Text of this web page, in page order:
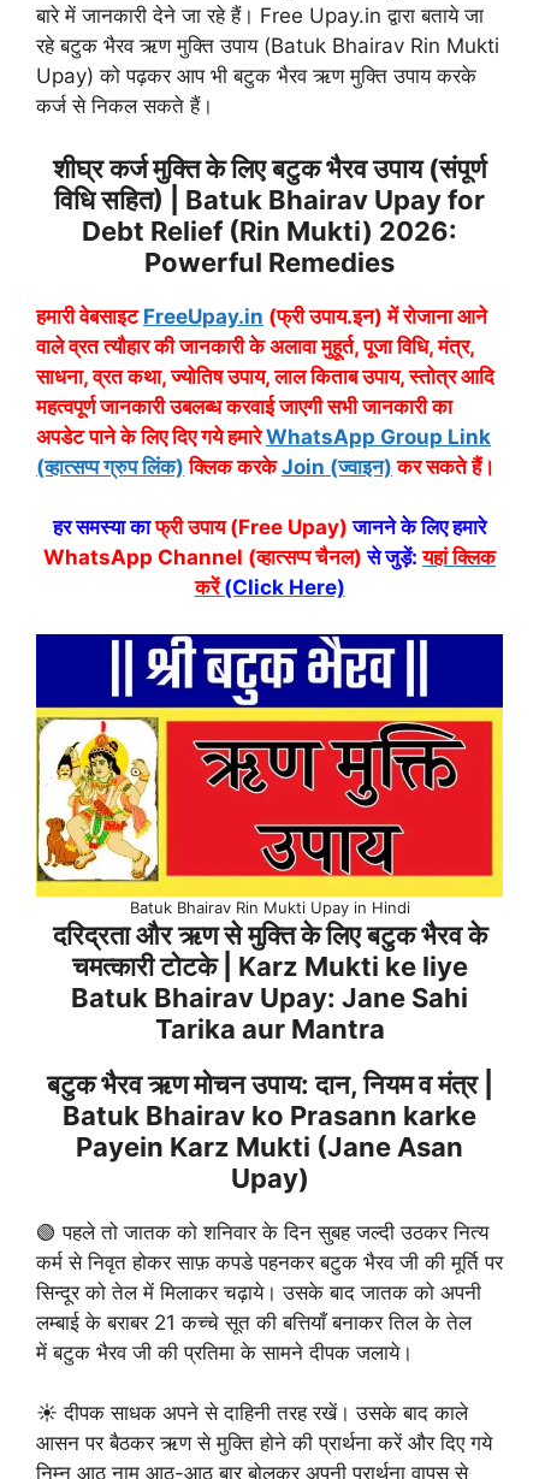
बारे में जानकारी देने जा रहे हैं। Free Upay.in द्वारा बताये जा
रहे बटुक भैरव ऋण मुक्ति उपाय (Batuk Bhairav Rin Mukti
Upay) को पढ़कर आप भी बटुक भैरव ऋण मुक्ति उपाय करके
कर्ज से निकल सकते हैं।
शीघ्र कर्ज मुक्ति के लिए बटुक भैरव उपाय (संपूर्ण
विधि सहित) | Batuk Bhairav Upay for
Debt Relief (Rin Mukti) 2026:
Powerful Remedies
हमारी वेबसाइट FreeUpay.in (फ्री उपाय.इन) में रोजाना आने
वाले व्रत त्यौहार की जानकारी के अलावा मुहूर्त, पूजा विधि, मंत्र,
साधना, व्रत कथा, ज्योतिष उपाय, लाल किताब उपाय, स्तोत्र आदि
महत्वपूर्ण जानकारी उबलब्ध करवाई जाएगी सभी जानकारी का
अपडेट पाने के लिए दिए गये हमारेWhatsApp Group Link
(व्हात्सप्प ग्रुप लिंक) क्लिक करकेJoin (ज्वाइन) कर सकते हैं।
हर समस्या काफ्री उपाय (Free Upay) जानने के लिए हमारे
WhatsApp Channel (व्हात्सप्प चैनल) से जुड़ें:यहां क्लिक
करें(Click Here)
Batuk Bhairav Rin Mukti Upay in Hindi
दरिद्रता और ऋण से मुक्ति के लिए बटुक भैरव के
चमत्कारी टोटके | Karz Mukti ke liye
Batuk Bhairav Upay: Jane Sahi
Tarika aur Mantra
बटुक भैरव ऋण मोचन उपाय: दान, नियम व मंत्र |
Batuk Bhairav ko Prasann karke
Payein Karz Mukti (Jane Asan
Upay)
🟢 पहले तो जातक को शनिवार के दिन सुबह जल्दी उठकर नित्य
कर्म से निवृत होकर साफ़ कपडे पहनकर बटुक भैरव जी की मूर्ति पर
सिन्दूर को तेल में मिलाकर चढ़ाये। उसके बाद जातक को अपनी
लम्बाई के बराबर 21 कच्चे सूत की बत्तियाँ बनाकर तिल के तेल
में बटुक भैरव जी की प्रतिमा के सामने दीपक जलाये।
☀️ दीपक साधक अपने से दाहिनी तरह रखें। उसके बाद काले
आसन पर बैठकर ऋण से मुक्ति होने की प्रार्थना करें और दिए गये
निम्न आठ नाम आठ-आठ बार बोलकर अपनी प्रार्थना वापस से